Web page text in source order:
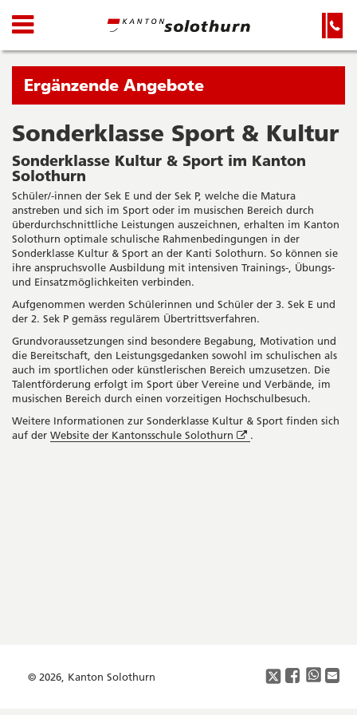
Kanton
Solothurn
Wichtige
Seiten
Startseite
Hauptnavigation
Inhalt
Sitemap
Navigation
und
Suche
Navigation
Sie
befinden
sich
gerade
in:
Ergänzende Angebote
Sonderklasse Sport & Kultur
Sonderklasse Kultur & Sport im Kanton
Solothurn
Schüler/-innen der Sek E und der Sek P, welche die Matura
anstreben und sich im Sport oder im musischen Bereich durch
überdurchschnittliche Leistungen auszeichnen, erhalten im Kanton
Solothurn optimale schulische Rahmenbedingungen in der
Sonderklasse Kultur & Sport an der Kanti Solothurn. So können sie
ihre anspruchsvolle Ausbildung mit intensiven Trainings-, Übungs-
und Einsatzmöglichkeiten verbinden.
Aufgenommen werden Schülerinnen und Schüler der 3. Sek E und
der 2. Sek P gemäss regulärem Übertrittsverfahren.
Grundvoraussetzungen sind besondere Begabung, Motivation und
die Bereitschaft, den Leistungsgedanken sowohl im schulischen als
auch im sportlichen oder künstlerischen Bereich umzusetzen. Die
Talentförderung erfolgt im Sport über Vereine und Verbände, im
musischen Bereich durch einen vorzeitigen Hochschulbesuch.
Weitere Informationen zur Sonderklasse Kultur & Sport finden sich
auf der Website der Kantonsschule Solothurn
Öffnet
.
© 2026, Kanton Solothurn